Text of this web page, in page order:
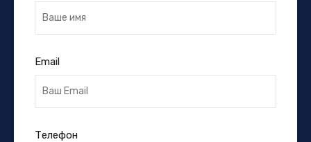
Email
Телефон